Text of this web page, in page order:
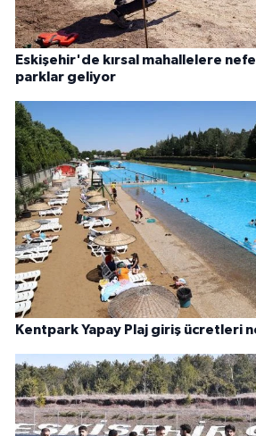
Eskişehir'de kırsal mahallelere
parklar geliyor
Kentpark Yapay Plaj giriş ücretleri